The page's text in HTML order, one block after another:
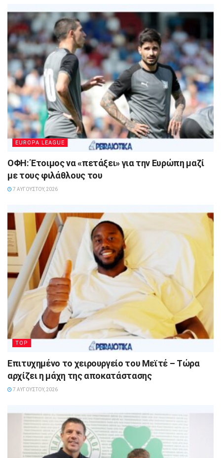
EUROPA LEAGUE
ΟΦΗ: Έτοιμος να «πετάξει» για την Ευρώπη μαζί
με τους φιλάθλους του
7 ΑΥΓΟΎΣΤΟΥ, 2026
TOP
Επιτυχημένο το χειρουργείο του Μεϊτέ – Τώρα
αρχίζει η μάχη της αποκατάστασης
7 ΑΥΓΟΎΣΤΟΥ, 2026